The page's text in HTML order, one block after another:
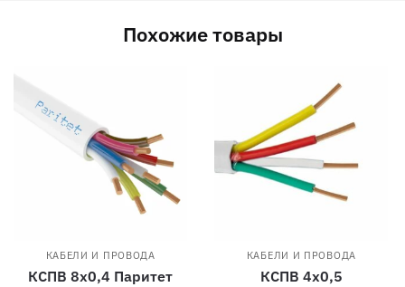
Похожие товары
КАБЕЛИ И ПРОВОДА
КСПВ 8х0,4 Паритет
КАБЕЛИ И ПРОВОДА
КСПВ 4х0,5